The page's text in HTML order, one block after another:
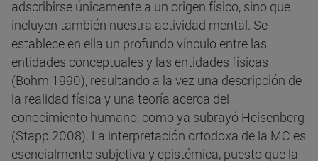
adscribirse únicamente a un origen físico, sino que
incluyen también nuestra actividad mental. Se
establece en ella un profundo vínculo entre las
entidades conceptuales y las entidades físicas
(Bohm 1990), resultando a la vez una descripción de
la realidad física y una teoría acerca del
conocimiento humano, como ya subrayó Heisenberg
(Stapp 2008). La interpretación ortodoxa de la MC es
esencialmente subjetiva y epistémica, puesto que la